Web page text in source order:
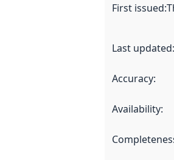
First issued:
Last updated:
Accuracy:
Availability: